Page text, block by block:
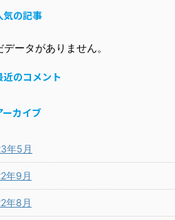
気の記事
データがありません。
近のコメント
ーカイブ
年5月
年9月
年8月